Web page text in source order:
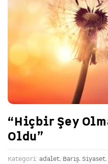
“Hiçbir Şey
Oldu”
Kategori: adalet, Barış, Siyaset,